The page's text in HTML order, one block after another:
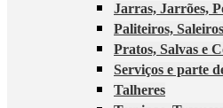
Jarras, Jarrões,
Paliteiros,
Pratos, Salvas e
Serviços e parte
Talheres